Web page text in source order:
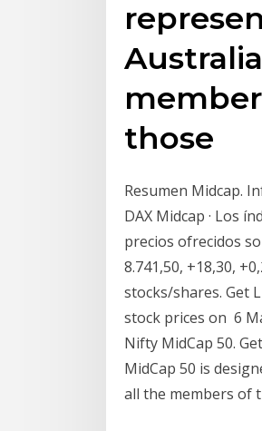
those
Resumen Midcap.
DAX Midcap · Los
precios ofrecidos
8.741,50, +18,30,
stocks/shares. Get
stock prices on 6
Nifty MidCap 50.
MidCap 50 is
all the members of